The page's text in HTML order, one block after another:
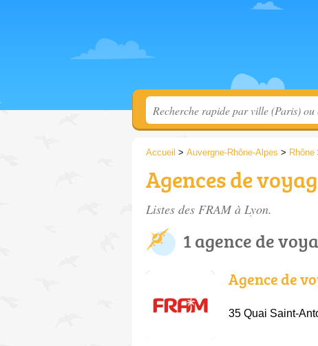
Accueil > Auvergne-Rhône-Alpes > Rhône
Agences de
Listes des FRAM à Lyon.
1 agence de
Agence de
35 Quai Saint-